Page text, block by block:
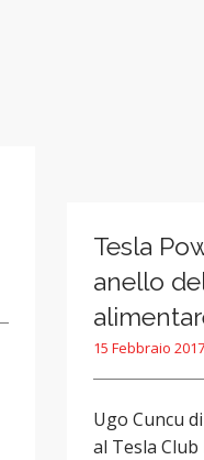
Tesla
anello
15 Febbraio 2017
Ugo Cuncu
al Tesla